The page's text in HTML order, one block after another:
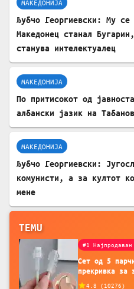
МАКЕДОНИЈА
Љубчо Георгиевски: Му
Македонец станал
станува интелектуалец
МАКЕДОНИЈА
По притисокот од
албански јазик на
МАКЕДОНИЈА
Љубчо Георгиевски:
комунисти, а за култот
мене
TEMU
#1
Сет од 5
прекривка за
додатоци за
4.8 ( 10276)